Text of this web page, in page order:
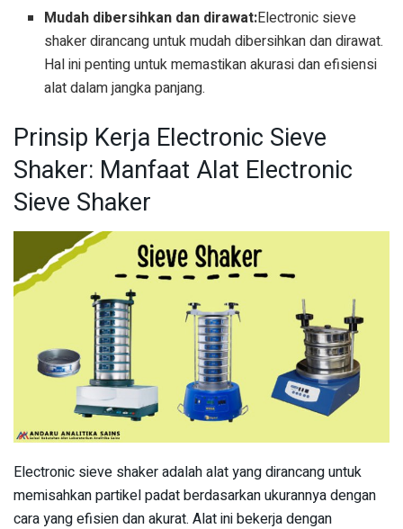
Mudah dibersihkan dan dirawat:Electronic sieve
shaker dirancang untuk mudah dibersihkan dan dirawat.
Hal ini penting untuk memastikan akurasi dan efisiensi
alat dalam jangka panjang.
Prinsip Kerja Electronic Sieve
Shaker: Manfaat Alat Electronic
Sieve Shaker
Electronic sieve shaker adalah alat yang dirancang untuk
memisahkan partikel padat berdasarkan ukurannya dengan
cara yang efisien dan akurat. Alat ini bekerja dengan